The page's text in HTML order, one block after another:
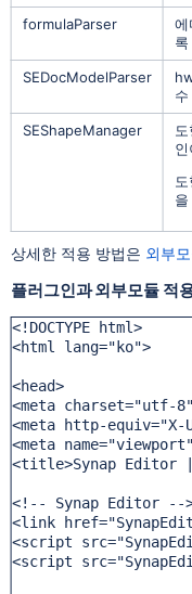
formulaParser
에
SEDocModelParser
SEShapeManager
상세한 적용 방법은 외부
플러그인과 외부모듈 적
<!DOCTYPE html>
<html lang="ko">
<head>
<meta charset="utf-
<meta http-equiv="X-
<meta
<title>Synap Editor
<!-- Synap Editor --
<link
<script
<script